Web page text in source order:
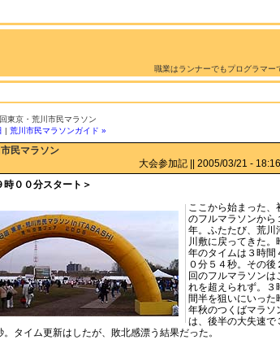
職業はランナーでもプログラマ
東京・荒川市民マラソン
| 荒川市民マラソンガイド »
民マラソン
大会参加記 || 2005/03/21 -
００分スタート＞
ここから始まった、
のフルマラソンから
年。ふたたび、荒川
川敷に戻ってきた。
年のタイムは３時間
０分５４秒。その後
回のフルマラソンは
れを超えられず。３
間半を狙いにいった
年秋のつくばマラソ
は、後半の大失速で
タイム更新はしたが、敗北感漂う結果だった。